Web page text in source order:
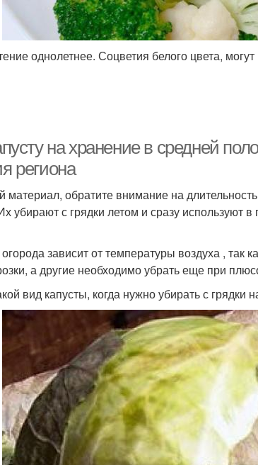
однолетнее. Соцветия белого цвета,
на хранение в средней
региона
обратите внимание на
убирают с грядки летом и сразу используют
огорода зависит от температуры воздуха , так
а другие необходимо убрать еще при
вид капусты, когда нужно убирать с грядки